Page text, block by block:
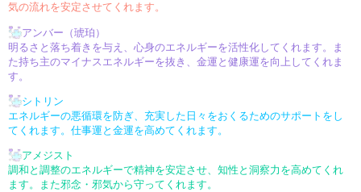
気の流れを安定させてくれます。
アンバー（琥珀）
明るさと落ち着きを与え、心身のエネルギーを活性化してくれます。
ま
た持ち主のマイナスエネルギーを抜き、金運と健康運を向上して くれま
す。
シトリン
エネルギーの悪循環を防ぎ、充実した日々をおくるためのサポートを し
てくれます。 仕事運と金運を高めてくれます。
アメジスト
調和と調整のエネルギーで精神を安定させ、知性と洞察力を高めて くれ
ます。
また邪念・邪気から守ってくれます。